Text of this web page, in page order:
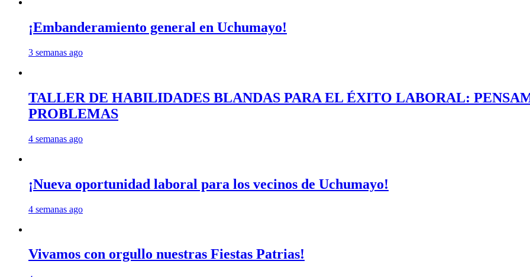
¡Embanderamiento general en Uchumayo!
3 semanas ago
TALLER DE HABILIDADES BLANDAS PARA EL ÉXITO LABORAL:
PROBLEMAS
4 semanas ago
¡Nueva oportunidad laboral para los vecinos de Uchumayo!
4 semanas ago
Vivamos con orgullo nuestras Fiestas Patrias!